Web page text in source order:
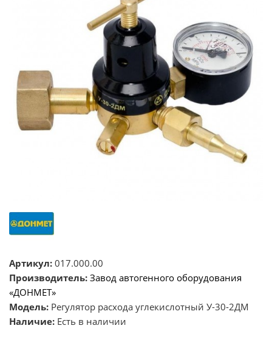
Артикул: 017.000.00
Производитель: Завод автогенного оборудования
«ДОНМЕТ»
Модель: Регулятор расхода углекислотный У-30-2ДМ
Наличие: Есть в наличии